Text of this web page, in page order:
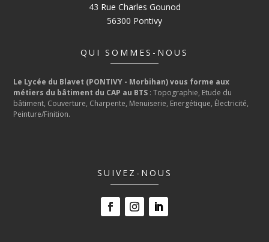
43 Rue Charles Gounod
56300 Pontivy
QUI SOMMES-NOUS
Le Lycée du Blavet (PONTIVY - Morbihan) vous forme aux
métiers du bâtiment du CAP au BTS : Topographie, Etude du
bâtiment, Couverture, Charpente, Menuiserie, Energétique, Électricité,
Peinture/Finition.
SUIVEZ-NOUS